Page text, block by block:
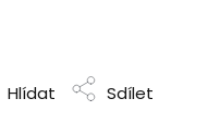
Hlídat Sdílet